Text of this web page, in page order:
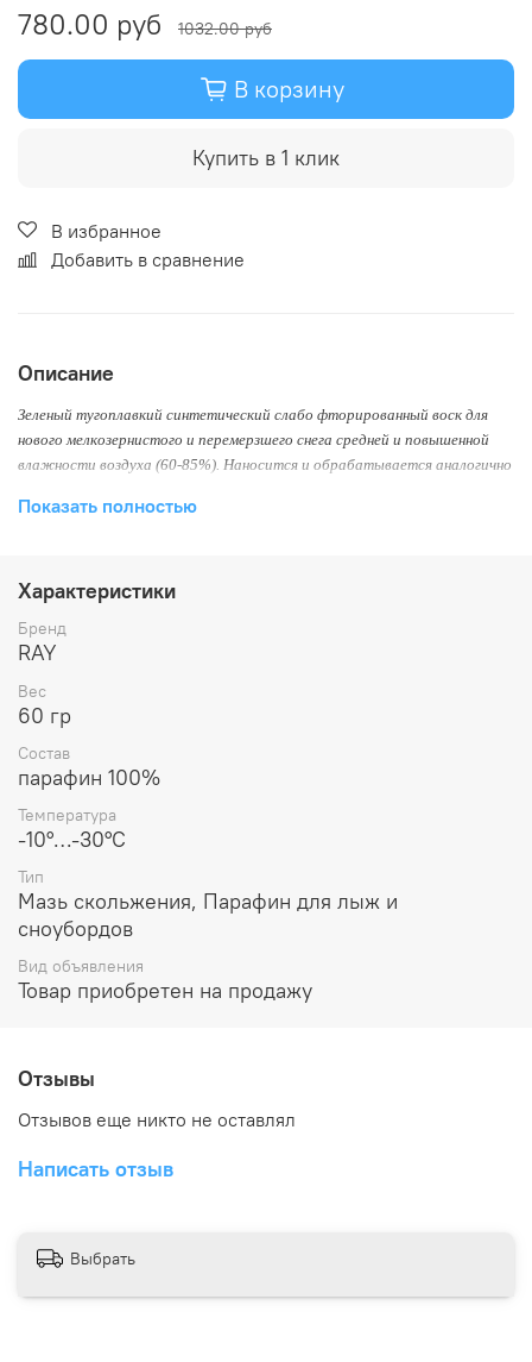
780.00 руб 1032.00 руб
В корзину
Купить в 1 клик
В избранное
Добавить в сравнение
Описание
Зеленый тугоплавкий синтетический слабо фторированный воск для
нового мелкозернистого и перемерзшего снега средней и повышенной
влажности воздуха (60-85%). Наносится и обрабатывается аналогично
Упаковка: 60 гр.
Показать полностью
Характеристики
Бренд
RAY
Вес
60 гр
Состав
парафин 100%
Температура
-10°…-30°C
Тип
Мазь скольжения, Парафин для лыж и
сноубордов
Вид объявления
Товар приобретен на продажу
Отзывы
Отзывов еще никто не оставлял
Написать отзыв
Выбрать